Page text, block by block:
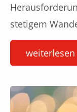
stetigem
weiterlesen